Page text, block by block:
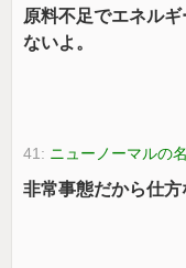
原料不足でエネル
ないよ。
41: ニューノーマルの
非常事態だから仕方